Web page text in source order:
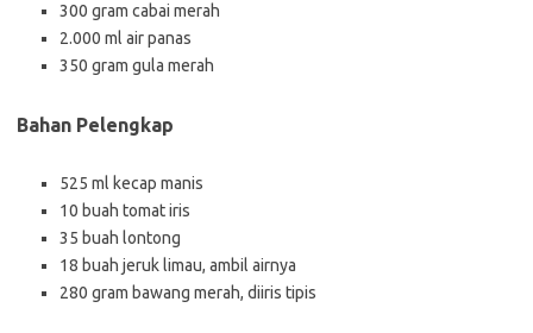
300 gram cabai merah
2.000 ml air panas
350 gram gula merah
Bahan Pelengkap
525 ml kecap manis
10 buah tomat iris
35 buah lontong
18 buah jeruk limau, ambil airnya
280 gram bawang merah, diiris tipis